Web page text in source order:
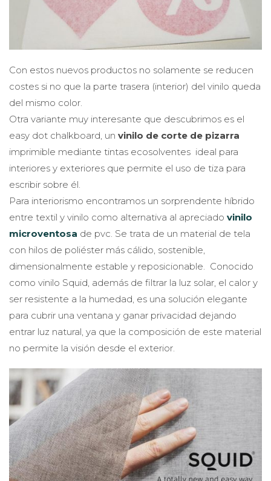
Con estos nuevos productos no solamente se reducen
costes si no que la parte trasera (interior) del vinilo queda
del mismo color.
Otra variante muy interesante que descubrimos es el
easy dot chalkboard, un vinilo de corte de pizarra
imprimible mediante tintas ecosolventes ideal para
interiores y exteriores que permite el uso de tiza para
escribir sobre él.
Para interiorismo encontramos un sorprendente híbrido
entre textil y vinilo como alternativa al apreciado vinilo
microventosa de pvc. Se trata de un material de tela
con hilos de poliéster más cálido, sostenible,
dimensionalmente estable y reposicionable. Conocido
como vinilo Squid, además de filtrar la luz solar, el calor y
ser resistente a la humedad, es una solución elegante
para cubrir una ventana y ganar privacidad dejando
entrar luz natural, ya que la composición de este material
no permite la visión desde el exterior.